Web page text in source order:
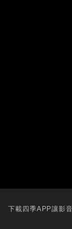
下載四季APP讓影